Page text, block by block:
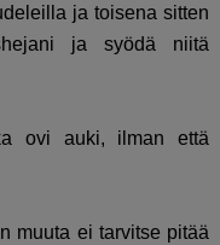
ja toisena sitten
ja syödä niitä
ovi auki, ilman että
muuta ei tarvitse pitää